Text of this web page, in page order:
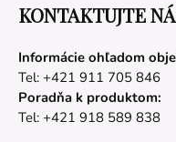
KONTAKTUJTE
Informácie ohľadom
Tel: +421 911 705 846
Poradňa k produktom:
Tel: +421 918 589 838